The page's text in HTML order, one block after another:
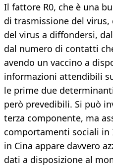
Il fattore R0, che è una
di trasmissione del
del virus a diffondersi,
dal numero di contatti
avendo un vaccino a
informazioni attendibili
le prime due
però prevedibili. Si può
terza componente, ma
comportamenti sociali
in Cina appare davvero
dati a disposizione al